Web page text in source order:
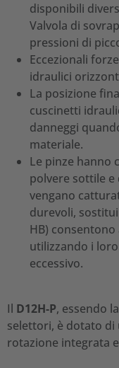
disponibili
Valvola di
pressioni di
Eccezionali
idraulici
La posizione
cuscinetti
danneggi
materiale.
Le pinze hanno
polvere sottile e
vengano
durevoli,
HB)
utilizzando i
eccessivo.
Il D12H-P, essendo
selettori, è dotato di
rotazione integrata